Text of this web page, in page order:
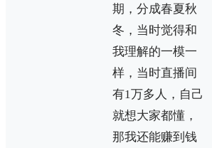
期，分成春夏秋
冬，当时觉得和
我理解的一模一
样，当时直播间
有1万多人，自己
就想大家都懂，
那我还能赚到钱